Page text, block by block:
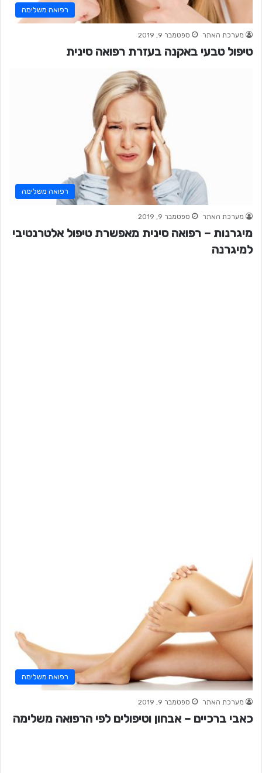
רפואה משלימה
מערכת האתר ספטמבר 9, 2019
טיפול טבעי באקנה בעזרת רפואה סינית
רפואה משלימה
מערכת האתר ספטמבר 9, 2019
מיגרנות – רפואה סינית מאפשרת טיפול אלטרנטיבי
למיגרנה
רפואה משלימה
מערכת האתר ספטמבר 9, 2019
כאבי ברכיים – אבחון וטיפולים לפי הרפואה משלימה